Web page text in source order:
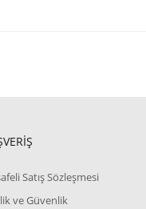
Satış Sözleşmesi
ve Güvenlik